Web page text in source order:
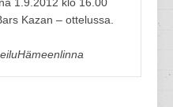
Kazan – ottelussa.